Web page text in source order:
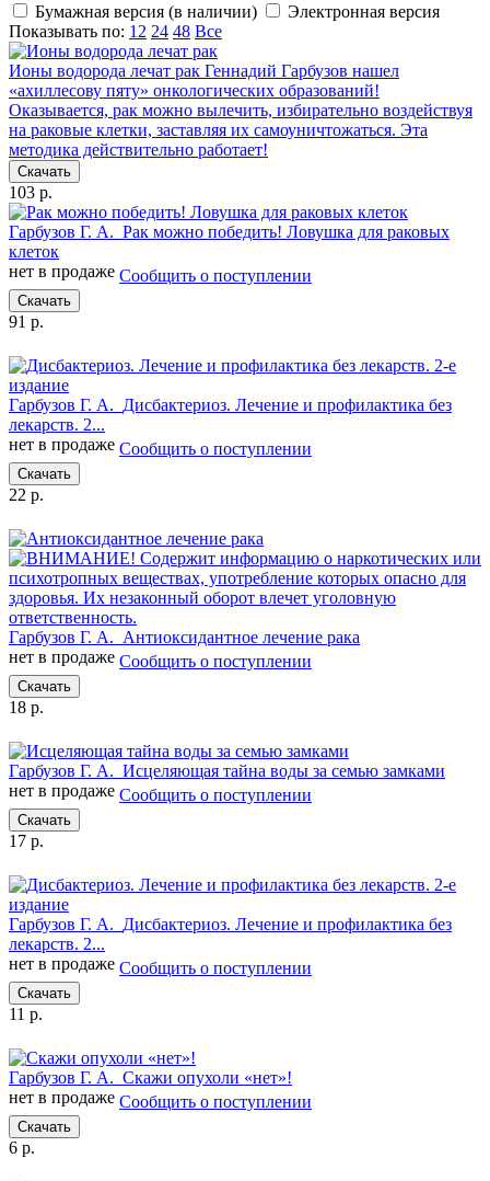
Бумажная версия (в наличии)
Электронная версия
Показывать по: 12 24 48 Все
Ионы водорода лечат рак Геннадий Гарбузов нашел
«ахиллесову пяту» онкологических образований!
Оказывается, рак можно вылечить, избирательно воздействуя
на раковые клетки, заставляя их самоуничтожаться. Эта
методика действительно работает!
Скачать
103 р.
Гарбузов Г. А. Рак можно победить! Ловушка для раковых
клеток
нет в продаже Сообщить о поступлении
Скачать
91 р.
Гарбузов Г. А. Дисбактериоз. Лечение и профилактика без
лекарств. 2...
нет в продаже Сообщить о поступлении
Скачать
22 р.
Гарбузов Г. А. Антиоксидантное лечение рака
нет в продаже Сообщить о поступлении
Скачать
18 р.
Гарбузов Г. А. Исцеляющая тайна воды за семью замками
нет в продаже Сообщить о поступлении
Скачать
17 р.
Гарбузов Г. А. Дисбактериоз. Лечение и профилактика без
лекарств. 2...
нет в продаже Сообщить о поступлении
Скачать
11 р.
Гарбузов Г. А. Скажи опухоли «нет»!
нет в продаже Сообщить о поступлении
Скачать
6 р.